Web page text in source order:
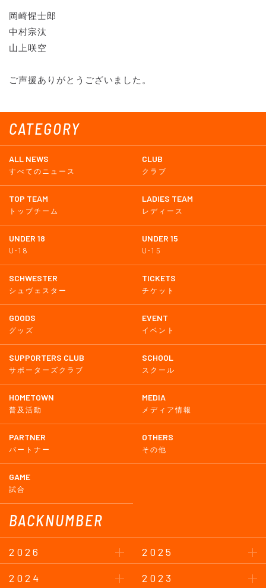
CATEGORY
ALL NEWS
すべてのニュース
CLUB
クラブ
TOP TEAM
トップチーム
LADIES TEAM
レディース
UNDER 18
U-18
UNDER 15
U-15
SCHWESTER
シュヴェスター
TICKETS
チケット
GOODS
グッズ
EVENT
イベント
SUPPORTERS CLUB
サポーターズクラブ
SCHOOL
スクール
HOMETOWN
普及活動
MEDIA
メディア情報
PARTNER
パートナー
OTHERS
その他
GAME
試合
BACKNUMBER
2026
2025
2024
2023
岡崎惺士郎
中村宗汰
山上咲空
ご声援ありがとうございました。